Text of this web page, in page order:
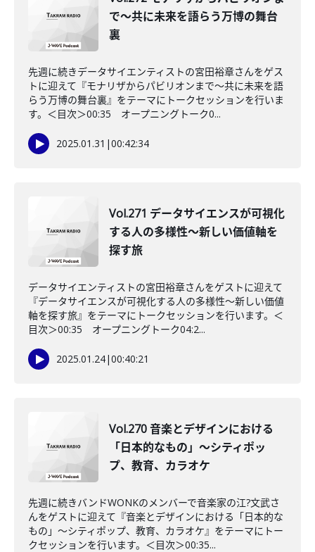
で～共に未来を語らう万博の舞台
裏
先週に続きデータサイエンティストの宮田裕章さんをゲス
トに迎えて『モナリザからパビリオンまで～共に未来を語
らう万博の舞台裏』をテーマにトークセッションを行いま
す。＜目次＞00:35 オープニングトーク0...
2025.01.31 |00:42:34
Vol.271 データサイエンスが可視化
する人の多様性〜新しい価値軸を
探す旅
データサイエンティストの宮田裕章さんをゲストに迎えて
『データサイエンスが可視化する人の多様性〜新しい価値
軸を探す旅』をテーマにトークセッションを行います。＜
目次＞00:35 オープニングトーク04:2...
2025.01.24|00:40:21
Vol.270 音楽とデザインにおける
「日本的なもの」～シティポッ
プ、教育、カラオケ
先週に続きバンドWONKのメンバーで音楽家の江?文武さ
んをゲストに迎えて『音楽とデザインにおける「日本的な
もの」～シティポップ、教育、カラオケ』をテーマにトー
クセッションを行います。＜目次＞00:35...